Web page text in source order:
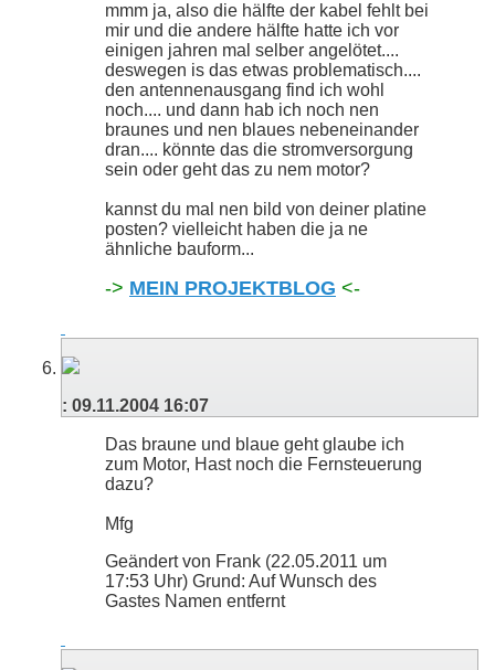
mmm ja, also die hälfte der kabel fehlt bei
mir und die andere hälfte hatte ich vor
einigen jahren mal selber angelötet....
deswegen is das etwas problematisch....
den antennenausgang find ich wohl
noch.... und dann hab ich noch nen
braunes und nen blaues nebeneinander
dran.... könnte das die stromversorgung
sein oder geht das zu nem motor?
kannst du mal nen bild von deiner platine
posten? vielleicht haben die ja ne
ähnliche bauform...
-> MEIN PROJEKTBLOG <-
: 09.11.2004 16:07
Das braune und blaue geht glaube ich
zum Motor, Hast noch die Fernsteuerung
dazu?
Mfg
Geändert von Frank (22.05.2011 um
17:53 Uhr) Grund: Auf Wunsch des
Gastes Namen entfernt